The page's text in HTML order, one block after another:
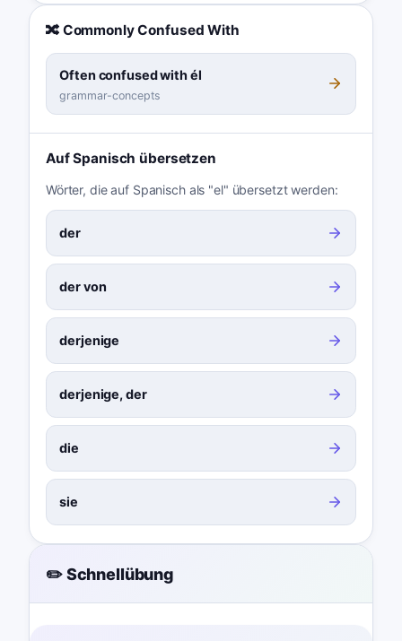
🔀 Commonly Confused With
Often confused with él
grammar-concepts
Auf Spanisch übersetzen
Wörter, die auf Spanisch als "el" übersetzt werden:
der
der von
derjenige
derjenige, der
die
sie
✏️ Schnellübung